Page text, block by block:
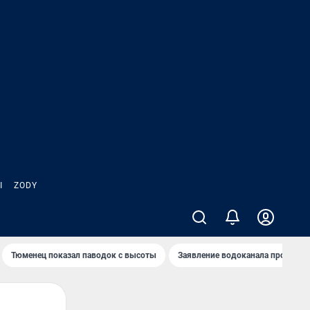
ZODY
Тюменец показал паводок с высоты Заявление водоканала про